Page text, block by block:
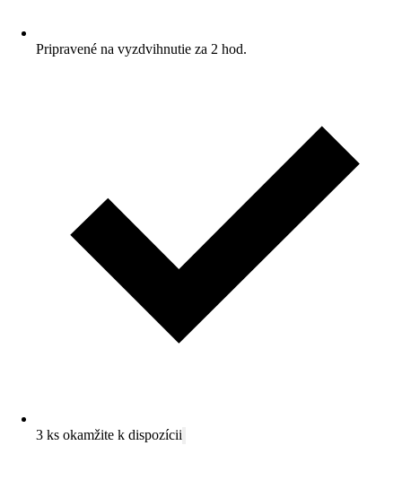
Pripravené na vyzdvihnutie za 2 hod.
3 ks okamžite k dispozícii